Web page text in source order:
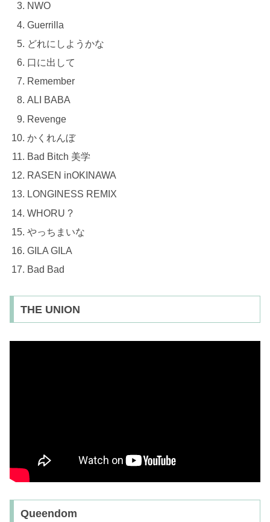
NWO
Guerrilla
どれにしようかな
口に出して
Remember
ALI BABA
Revenge
かくれんぼ
Bad Bitch 美学
RASEN inOKINAWA
LONGINESS REMIX
WHORU ?
やっちまいな
GILA GILA
Bad Bad
THE UNION
Queendom